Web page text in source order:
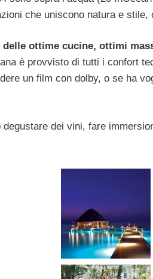
che uniscono natura e stile,
delle ottime cucine, ottimi
è provvisto di tutti i confort
un film con dolby, o se ha
dei vini, fare